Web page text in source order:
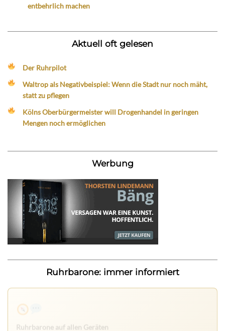
entbehrlich machen
Aktuell oft gelesen
Der Ruhrpilot
Waltrop als Negativbeispiel: Wenn die Stadt nur noch mäht,
statt zu pflegen
Kölns Oberbürgermeister will Drogenhandel in geringen
Mengen noch ermöglichen
Werbung
Ruhrbarone: immer informiert
Ruhrbarone auf allen Geräten